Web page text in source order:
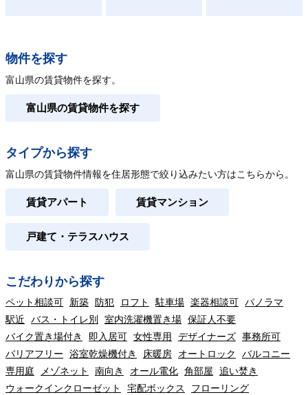
物件を探す
富山県の賃貸物件を探す。
富山県の賃貸物件を探す
タイプから探す
富山県の賃貸物件情報を住居形態で絞り込みたい方はこちらから。
賃貸アパート 賃貸マンション
戸建て・テラスハウス
こだわりから探す
ペット相談可 新築 防犯 ロフト 駐車場 楽器相談可 パノラマ
駅近
バス・トイレ別 室内洗濯機置き場 保証人不要
バイク置き場付き
即入居可 女性専用 デザイナーズ 事務所可
バリアフリー
浴室乾燥機付き 床暖房 オートロック
バルコニー
専用庭
メゾネット 南向き オール電化 角部屋
追い焚き
ウォークインクローゼット
宅配ボックス
フローリング